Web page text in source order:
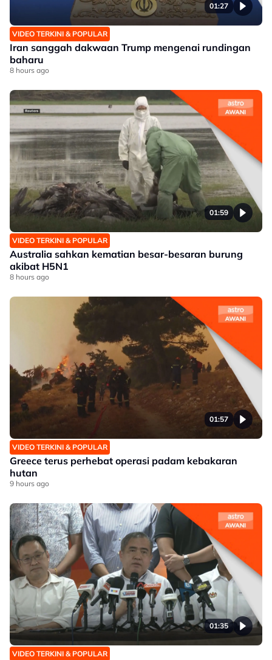
01:27
VIDEO TERKINI & POPULAR
Iran sanggah dakwaan Trump mengenai rundingan
baharu
8 hours ago
01:59
VIDEO TERKINI & POPULAR
Australia sahkan kematian besar-besaran burung
akibat H5N1
8 hours ago
01:57
VIDEO TERKINI & POPULAR
Greece terus perhebat operasi padam kebakaran
hutan
9 hours ago
01:35
VIDEO TERKINI & POPULAR